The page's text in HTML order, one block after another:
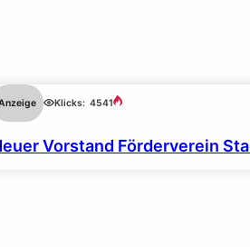
Klicks: 4541
Vorstand Förderverein